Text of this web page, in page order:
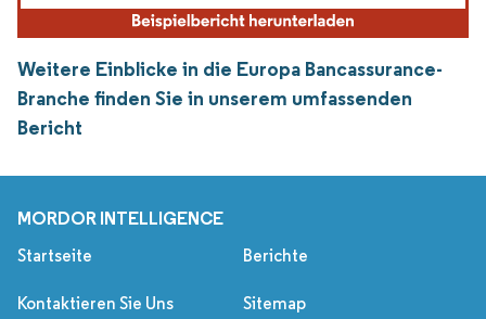
Weitere Einblicke in die Europa Bancassurance-
Branche finden Sie in unserem umfassenden
Bericht
MORDOR INTELLIGENCE
Startseite Berichte
Kontaktieren Sie Uns Sitemap